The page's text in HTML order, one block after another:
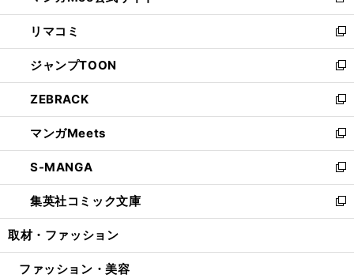
ウ
で
開
く
ン
ド
ウ
で
開
く
ウ
ィ
ン
ド
ウ
で
開
く
し
い
ウ
ィ
ン
ド
ウ
で
開
く
リマコミ
新
し
い
ウ
ィ
ン
ド
ウ
で
開
く
ジャンプTOON
新
し
い
ウ
ィ
ン
ド
ウ
で
開
ZEBRACK
新
し
い
ウ
ィ
ン
ド
ウ
開
マンガMeets
新
し
い
ウ
ィ
ン
ウ
S-MANGA
新
し
い
ウ
ン
集英社コミック文庫
新
し
ウ
取材・ファッション
ファッション・美容